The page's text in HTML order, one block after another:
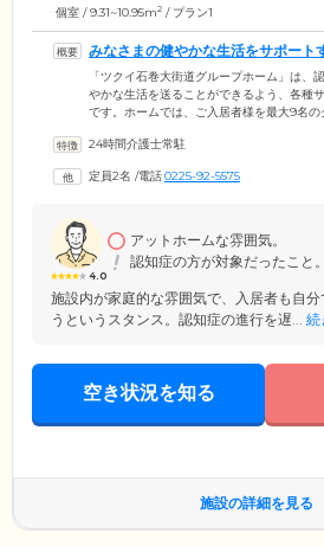
個室 / 9.31~10.95m2 / プラン1
みなさまの健やかな生活をサポート
体制です
「ツクイ石巻大街道グループホーム」は、
やかな生活を送ることができるよう、各種
です。ホームでは、ご入居者様を最大9名の
数を少なくすることで、お一人おひとりに
「中浦内科医院」「ササキ歯科クリニック
24時間介護士常駐
定員2名 /電話0225-92-5575
4.0
アットホームな雰囲気。
認知症の方が対象だったこと。
施設内が家庭的な雰囲気で、入居者も自
うというスタンス。認知症の進行を遅... 続
空き状況を知る
施設の詳細を見る